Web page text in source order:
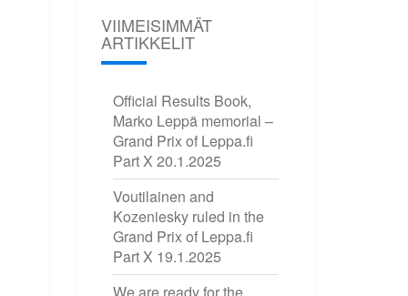
VIIMEISIMMÄT
ARTIKKELIT
Official Results Book,
Marko Leppä memorial –
Grand Prix of Leppa.fi
Part X 20.1.2025
Voutilainen and
Kozeniesky ruled in the
Grand Prix of Leppa.fi
Part X 19.1.2025
We are ready for the